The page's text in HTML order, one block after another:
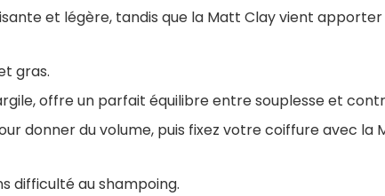
et légère, tandis que la Matt Clay vient
gras.
offre un parfait équilibre entre souplesse et
donner du volume, puis fixez votre coiffure avec la
difficulté au shampoing.